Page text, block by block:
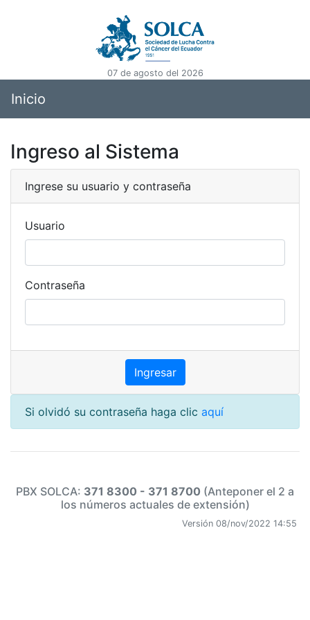
07 de agosto del 2026
Inicio
Ingreso al Sistema
Ingrese su usuario y contraseña
Usuario
Contraseña
Si olvidó su contraseña haga clic aquí
PBX SOLCA: 371 8300 - 371 8700 (Anteponer el 2 a
los números actuales de extensión)
Versión 08/nov/2022 14:55